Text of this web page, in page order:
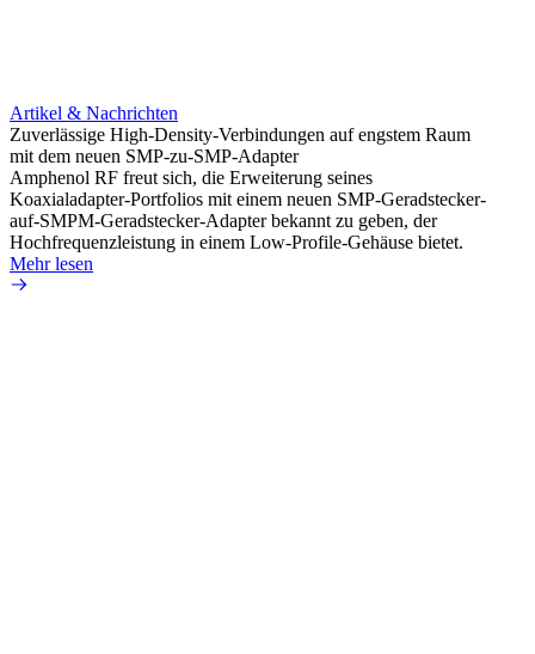
Artikel & Nachrichten
Zuverlässige High-Density-Verbindungen auf engstem Raum
mit dem neuen SMP-zu-SMP-Adapter
Amphenol RF freut sich, die Erweiterung seines
Koaxialadapter-Portfolios mit einem neuen SMP-Geradstecker-
auf-SMPM-Geradstecker-Adapter bekannt zu geben, der
Hochfrequenzleistung in einem Low-Profile-Gehäuse bietet.
Mehr lesen